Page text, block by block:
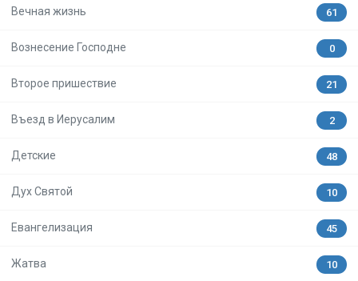
Вечная жизнь 61
Вознесение Господне 0
Второе пришествие 21
Въезд в Иерусалим 2
Детские 48
Дух Святой 10
Евангелизация 45
Жатва 10